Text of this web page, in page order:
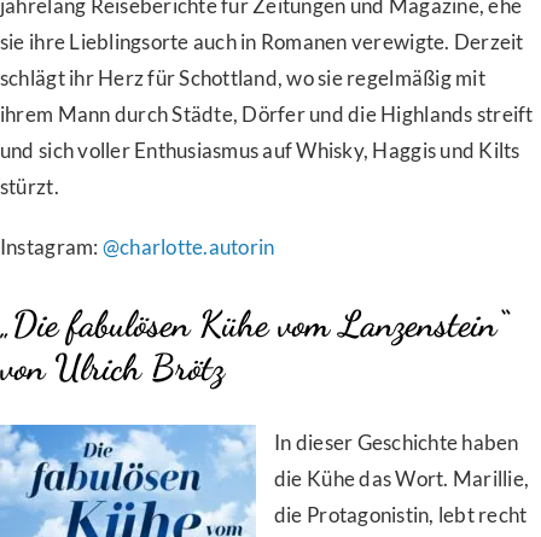
jahrelang Reiseberichte für Zeitungen und Magazine, ehe
sie ihre Lieblingsorte auch in Romanen verewigte. Derzeit
schlägt ihr Herz für Schottland, wo sie regelmäßig mit
ihrem Mann durch Städte, Dörfer und die Highlands streift
und sich voller Enthusiasmus auf Whisky, Haggis und Kilts
stürzt.
Instagram: @charlotte.autorin
„Die fabulösen Kühe vom Lanzenstein“
von Ulrich Brötz
In dieser Geschichte haben
die Kühe das Wort. Marillie,
die Protagonistin, lebt recht